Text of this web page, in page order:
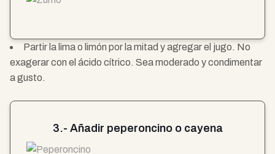
Partir la lima o limón por la mitad y agregar el jugo. No
exagerar con el ácido cítrico. Sea moderado y condimentar
a gusto.
3.- Añadir peperoncino o cayena